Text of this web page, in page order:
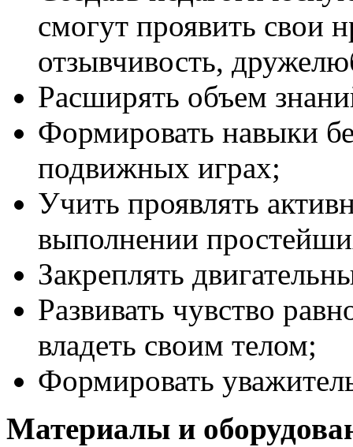
смогут проявить свои
отзывчивость,
Расширять объем
Формировать навыки
подвижных играх;
Учить проявлять
выполнении
Закреплять
Развивать чувство
владеть своим телом;
Формировать
Материалы и